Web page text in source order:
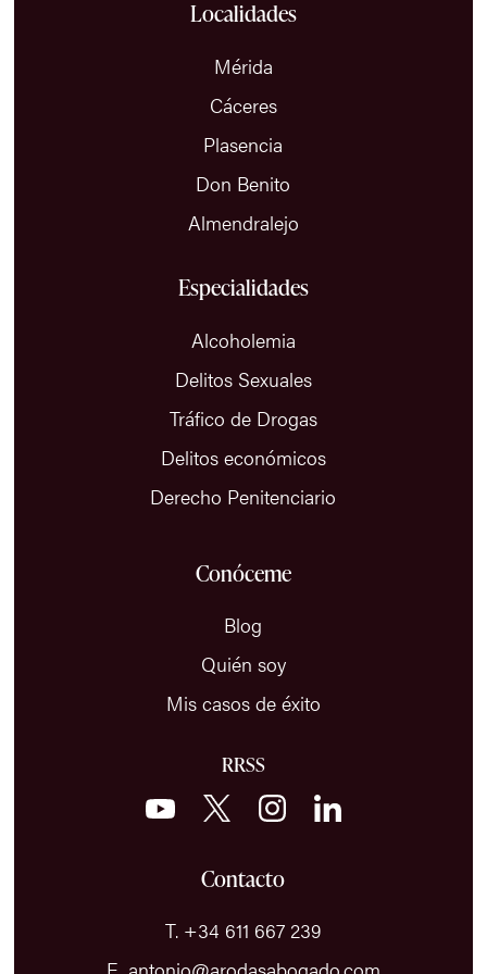
cada caso con el marco vigente, que ha
conocimiento actualizado.
Localidades
Mérida
Cáceres
Plasencia
Don Benito
Almendralejo
Especialidades
Alcoholemia
Delitos Sexuales
Tráfico de Drogas
Delitos económicos
Derecho Penitenciario
Conóceme
Blog
Quién soy
Mis casos de éxito
RRSS
Contacto
T. +34 611 667 239